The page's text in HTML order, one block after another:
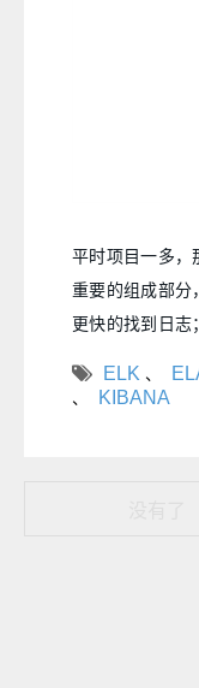
平时项目一多，
重要的组成部分
更快的找到日志
ELK 、
、 KIBANA